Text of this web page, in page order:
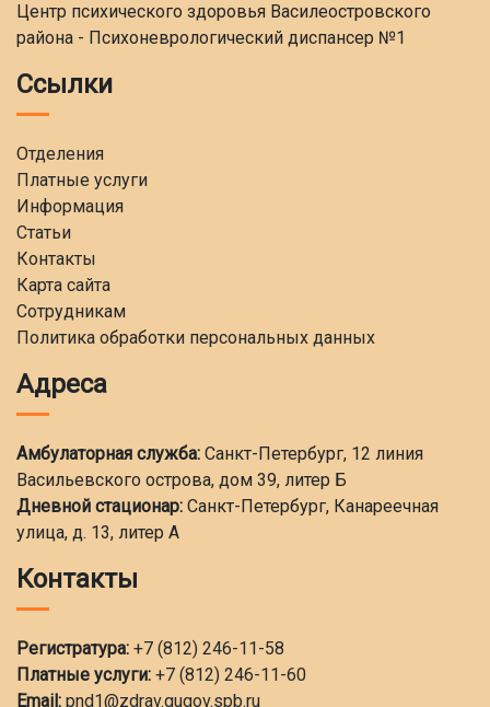
Центр психического здоровья Василеостровского
района - Психоневрологический диспансер №1
Ссылки
Отделения
Платные услуги
Информация
Статьи
Контакты
Карта сайта
Сотрудникам
Политика обработки персональных данных
Адреса
Амбулаторная служба: Санкт-Петербург, 12 линия
Васильевского острова, дом 39, литер Б
Дневной стационар: Санкт-Петербург, Канареечная
улица, д. 13, литер А
Контакты
Регистратура: +7 (812) 246-11-58
Платные услуги: +7 (812) 246-11-60
Email: pnd1@zdrav.gugov.spb.ru